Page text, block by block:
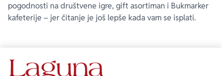
pogodnosti na društvene igre, gift asortiman i Bukmarker
kafeterije – jer čitanje je još lepše kada vam se isplati.